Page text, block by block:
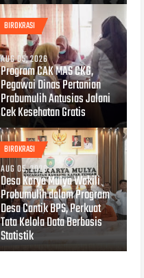
BIROKRASI
AUG 05, 2026
Program CAK MAS CKG,
Pegawai Dinas Pertanian
Prabumulih Antusias Jalani
Cek Kesehatan Gratis
BIROKRASI
AUG 05, 2026
Desa Karya Mulya Wakili
Prabumulih dalam Program
Desa Cantik BPS, Perkuat
Tata Kelola Data Berbasis
Statistik